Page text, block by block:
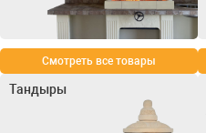
Смотреть все товары
Тандыры